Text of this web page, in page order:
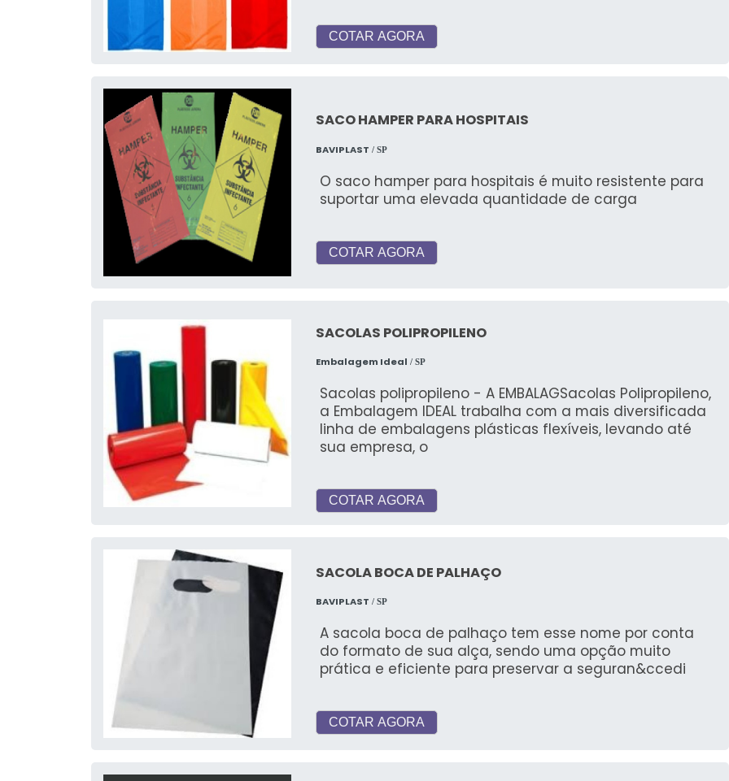
COTAR AGORA
SACO HAMPER PARA HOSPITAIS
BAVIPLAST / SP
O saco hamper para hospitais é muito resistente para
suportar uma elevada quantidade de carga
COTAR AGORA
SACOLAS POLIPROPILENO
Embalagem Ideal / SP
Sacolas polipropileno - A EMBALAGSacolas Polipropileno,
a Embalagem IDEAL trabalha com a mais diversificada
linha de embalagens plásticas flexíveis, levando até
sua empresa, o
COTAR AGORA
SACOLA BOCA DE PALHAÇO
BAVIPLAST / SP
A sacola boca de palhaço tem esse nome por conta
do formato de sua alça, sendo uma opção muito
prática e eficiente para preservar a seguran&ccedi
COTAR AGORA